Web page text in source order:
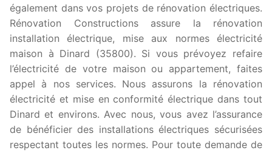
également dans vos projets de rénovation électriques.
Rénovation Constructions assure la rénovation
installation électrique, mise aux normes électricité
maison à Dinard (35800). Si vous prévoyez refaire
l’électricité de votre maison ou appartement, faites
appel à nos services. Nous assurons la rénovation
électricité et mise en conformité électrique dans tout
Dinard et environs. Avec nous, vous avez l’assurance
de bénéficier des installations électriques sécurisées
respectant toutes les normes. Pour toute demande de